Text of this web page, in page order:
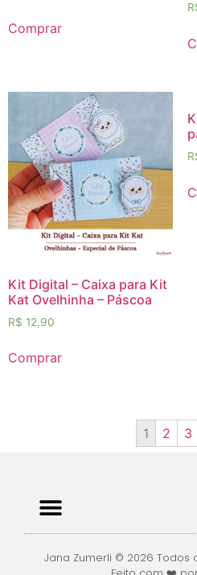
Comprar
Kit Digital – Caixa para Kit
Kat Ovelhinha – Páscoa
R$ 12,90
Comprar
1 2 3
Jana Zumerli © 2026 Todos